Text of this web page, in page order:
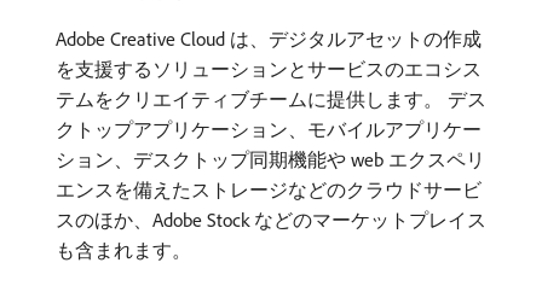
Adobe Creative Cloud は、デジタルアセットの作成
を支援するソリューションとサービスのエコシス
テムをクリエイティブチームに提供します。 デス
クトップアプリケーション、モバイルアプリケー
ション、デスクトップ同期機能や web エクスペリ
エンスを備えたストレージなどのクラウドサービ
スのほか、Adobe Stock などのマーケットプレイス
も含まれます。